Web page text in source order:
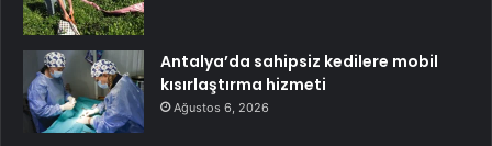
Antalya’da sahipsiz kedilere mobil
kısırlaştırma hizmeti
Ağustos 6, 2026